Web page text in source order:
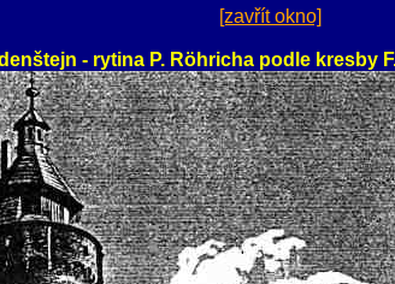
[zavřít okno]
- rytina P. Röhricha podle kresby